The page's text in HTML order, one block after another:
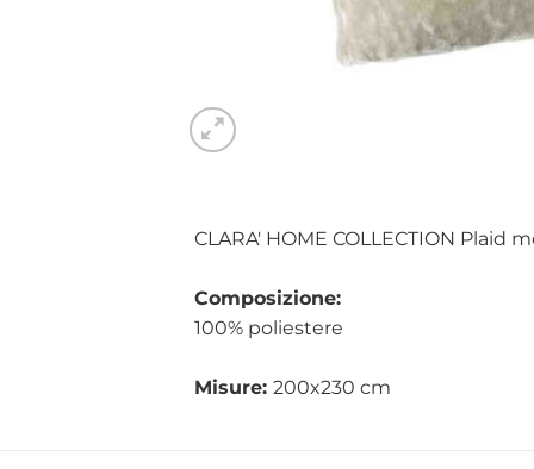
CLARA' HOME COLLECTION Plaid
Composizione:
100% poliestere
Misure: 200x230 cm